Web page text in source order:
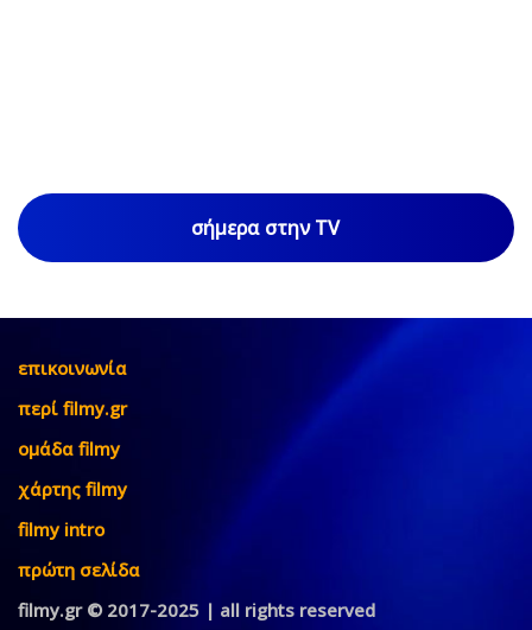
σήμερα στην TV
επικοινωνία
περί filmy.gr
ομάδα filmy
χάρτης filmy
filmy intro
πρώτη σελίδα
filmy.gr © 2017-2025 | all rights reserved